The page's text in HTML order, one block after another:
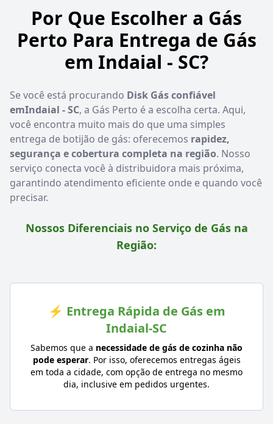
Por Que Escolher a Gás
Perto Para Entrega de Gás
em Indaial - SC?
Se você está procurando Disk Gás confiável
emIndaial - SC, a Gás Perto é a escolha certa. Aqui,
você encontra muito mais do que uma simples
entrega de botijão de gás: oferecemos rapidez,
segurança e cobertura completa na região. Nosso
serviço conecta você à distribuidora mais próxima,
garantindo atendimento eficiente onde e quando você
precisar.
Nossos Diferenciais no Serviço de Gás na
Região:
⚡ Entrega Rápida de Gás em
Indaial-SC
Sabemos que a necessidade de gás de cozinha não
pode esperar. Por isso, oferecemos entregas ágeis
em toda a cidade, com opção de entrega no mesmo
dia, inclusive em pedidos urgentes.